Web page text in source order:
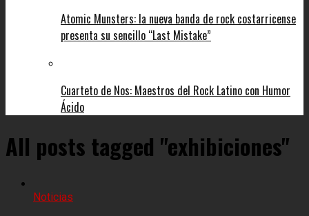
Atomic Munsters: la nueva banda de rock costarricense
presenta su sencillo “Last Mistake”
Cuarteto de Nos: Maestros del Rock Latino con Humor
Ácido
All posts tagged "exhibiciones"
Noticias